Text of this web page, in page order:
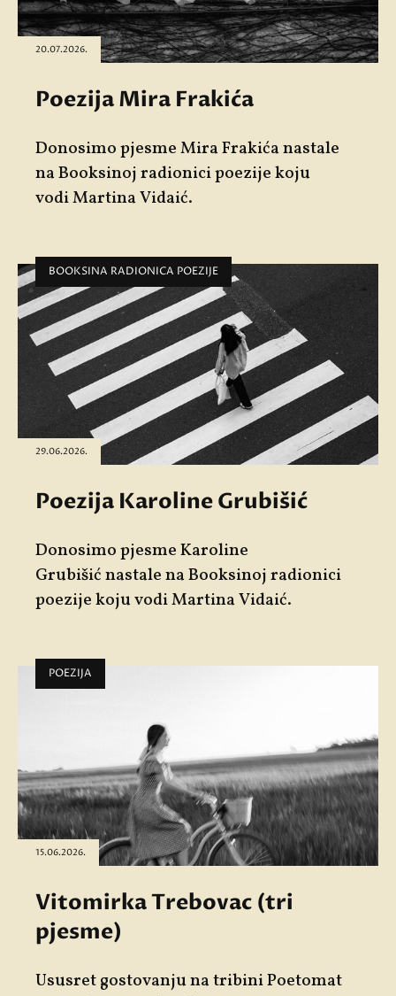
20.07.2026.
Poezija Mira Frakića
Donosimo pjesmeMira Frakićanastale
na Booksinoj radionici poezije koju
vodiMartina Vidaić.
BOOKSINA RADIONICA POEZIJE
29.06.2026.
Poezija Karoline Grubišić
Donosimo pjesmeKaroline
Grubišićnastale na Booksinoj radionici
poezije koju vodiMartina Vidaić.
POEZIJA
15.06.2026.
Vitomirka Trebovac (tri
pjesme)
Ususret gostovanju na tribiniPoetomat